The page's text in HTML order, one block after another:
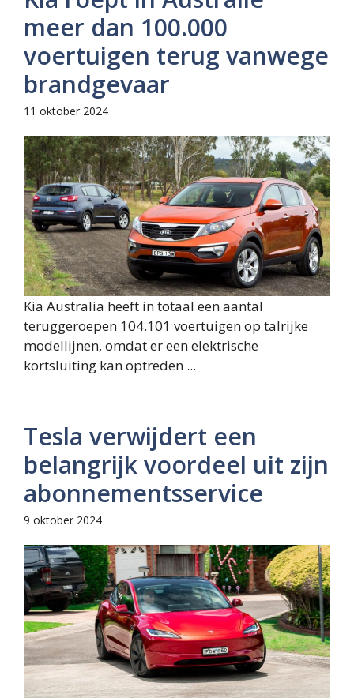
meer dan 100.000
voertuigen terug vanwege
brandgevaar
11 oktober 2024
Kia Australia heeft in totaal een aantal
teruggeroepen 104.101 voertuigen op talrijke
modellijnen, omdat er een elektrische
kortsluiting kan optreden ...
Tesla verwijdert een
belangrijk voordeel uit zijn
abonnementsservice
9 oktober 2024